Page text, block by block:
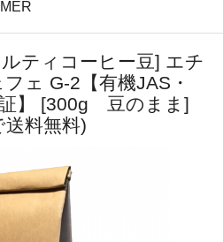
ティコーヒー豆] エチ
ェ G-2【有機JAS・
】 [300g 豆のまま]
料無料)